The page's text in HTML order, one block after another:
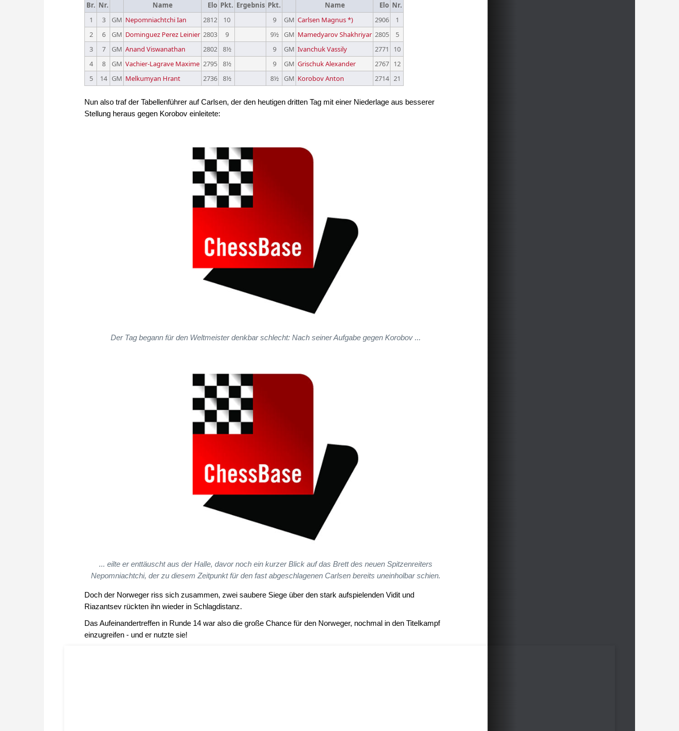
Br. Nr. Name Elo Pkt. Ergebnis Pkt. Name Elo Nr.
1
3 GM Nepomniachtchi Ian 2812 10 9 GM Carlsen Magnus *) 2906
1
2
6 GM Dominguez Perez Leinier 2803 9 9½ GM Mamedyarov Shakhriyar 2805
5
3
7 GM Anand Viswanathan 2802 8½ 9 GM Ivanchuk Vassily 2771
10
4
8 GM Vachier-Lagrave Maxime 2795 8½ 9 GM Grischuk Alexander 2767 12
5
14 GM Melkumyan Hrant 2736 8½ 8½ GM Korobov Anton 2714 21
Nun also traf der Tabellenführer auf Carlsen, der den heutigen dritten Tag mit einer Niederlage aus besserer
Stellung heraus gegen Korobov einleitete:
Der Tag begann für den Weltmeister denkbar schlecht: Nach seiner Aufgabe gegen Korobov ...
... eilte er enttäuscht aus der Halle, davor noch ein kurzer Blick auf das Brett des neuen Spitzenreiters
Nepomniachtchi, der zu diesem Zeitpunkt für den fast abgeschlagenen Carlsen bereits uneinholbar schien.
Doch der Norweger riss sich zusammen, zwei saubere Siege über den stark aufspielenden Vidit und
Riazantsev rückten ihn wieder in Schlagdistanz.
Das Aufeinandertreffen in Runde 14 war also die große Chance für den Norweger, nochmal in den Titelkampf
einzugreifen - und er nutzte sie!